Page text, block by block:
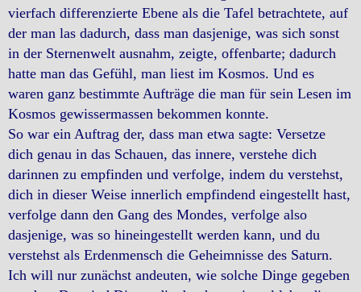
vierfach differenzierte Ebene als die Tafel betrachtete, auf
der man las dadurch, dass man dasjenige, was sich sonst
in der Sternenwelt ausnahm, zeigte, offenbarte; dadurch
hatte man das Gefühl, man liest im Kosmos. Und es
waren ganz bestimmte Aufträge die man für sein Lesen im
Kosmos gewissermassen bekommen konnte.
So war ein Auftrag der, dass man etwa sagte: Versetze
dich genau in das Schauen, das innere, verstehe dich
darinnen zu empfinden und verfolge, indem du verstehst,
dich in dieser Weise innerlich empfindend eingestellt hast,
verfolge dann den Gang des Mondes, verfolge also
dasjenige, was so hineingestellt werden kann, und du
verstehst als Erdenmensch die Geheimnisse des Saturn.
Ich will nur zunächst andeuten, wie solche Dinge gegeben